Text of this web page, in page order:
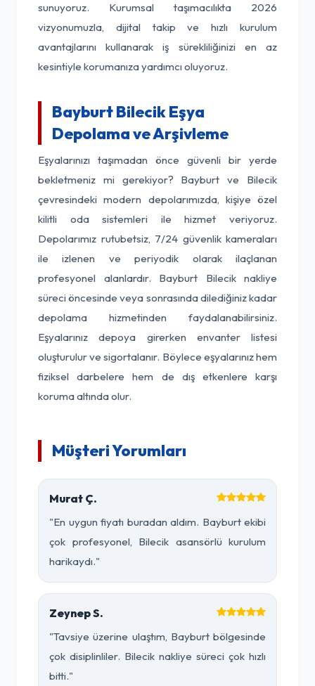
sunuyoruz. Kurumsal taşımacılıkta 2026
vizyonumuzla, dijital takip ve hızlı kurulum
avantajlarını kullanarak iş sürekliliğinizi en az
kesintiyle korumanıza yardımcı oluyoruz.
Bayburt Bilecik Eşya
Depolama ve Arşivleme
Eşyalarınızı taşımadan önce güvenli bir yerde
bekletmeniz mi gerekiyor? Bayburt ve Bilecik
çevresindeki modern depolarımızda, kişiye özel
kilitli oda sistemleri ile hizmet veriyoruz.
Depolarımız rutubetsiz, 7/24 güvenlik kameraları
ile izlenen ve periyodik olarak ilaçlanan
profesyonel alanlardır. Bayburt Bilecik nakliye
süreci öncesinde veya sonrasında dilediğiniz kadar
depolama hizmetinden faydalanabilirsiniz.
Eşyalarınız depoya girerken envanter listesi
oluşturulur ve sigortalanır. Böylece eşyalarınız hem
fiziksel darbelere hem de dış etkenlere karşı
koruma altında olur.
Müşteri Yorumları
Murat Ç.
"En uygun fiyatı buradan aldım. Bayburt ekibi
çok profesyonel, Bilecik asansörlü kurulum
harikaydı."
Zeynep S.
"Tavsiye üzerine ulaştım, Bayburt bölgesinde
çok disiplinliler. Bilecik nakliye süreci çok hızlı
bitti."